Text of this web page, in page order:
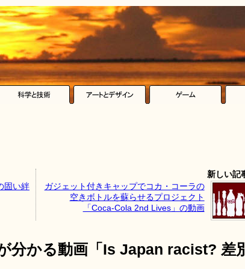
固い絆
新しい記
ガジェット付きキャップでコカ・コーラの
空きボトルを蘇らせるプロジェクト
「Coca-Cola 2nd Lives」の動画
分かる動画「Is Japan racist? 差